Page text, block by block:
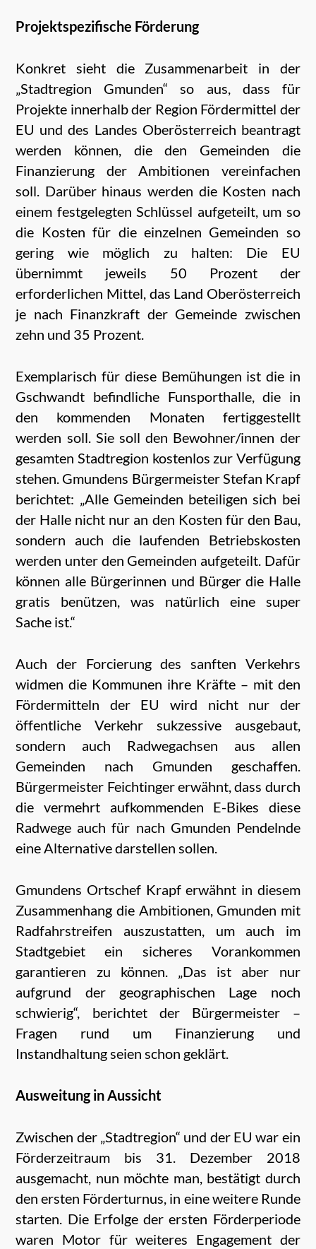
Projektspezifische Förderung
Konkret sieht die Zusammenarbeit in der
„Stadtregion Gmunden“ so aus, dass für
Projekte innerhalb der Region Fördermittel der
EU und des Landes Oberösterreich beantragt
werden können, die den Gemeinden die
Finanzierung der Ambitionen vereinfachen
soll. Darüber hinaus werden die Kosten nach
einem festgelegten Schlüssel aufgeteilt, um so
die Kosten für die einzelnen Gemeinden so
gering wie möglich zu halten: Die EU
übernimmt jeweils 50 Prozent der
erforderlichen Mittel, das Land Oberösterreich
je nach Finanzkraft der Gemeinde zwischen
zehn und 35 Prozent.
Exemplarisch für diese Bemühungen ist die in
Gschwandt befindliche Funsporthalle, die in
den kommenden Monaten fertiggestellt
werden soll. Sie soll den Bewohner/innen der
gesamten Stadtregion kostenlos zur Verfügung
stehen. Gmundens Bürgermeister Stefan Krapf
berichtet: „Alle Gemeinden beteiligen sich bei
der Halle nicht nur an den Kosten für den Bau,
sondern auch die laufenden Betriebskosten
werden unter den Gemeinden aufgeteilt. Dafür
können alle Bürgerinnen und Bürger die Halle
gratis benützen, was natürlich eine super
Sache ist.“
Auch der Forcierung des sanften Verkehrs
widmen die Kommunen ihre Kräfte – mit den
Fördermitteln der EU wird nicht nur der
öffentliche Verkehr sukzessive ausgebaut,
sondern auch Radwegachsen aus allen
Gemeinden nach Gmunden geschaffen.
Bürgermeister Feichtinger erwähnt, dass durch
die vermehrt aufkommenden E-Bikes diese
Radwege auch für nach Gmunden Pendelnde
eine Alternative darstellen sollen.
Gmundens Ortschef Krapf erwähnt in diesem
Zusammenhang die Ambitionen, Gmunden mit
Radfahrstreifen auszustatten, um auch im
Stadtgebiet ein sicheres Vorankommen
garantieren zu können. „Das ist aber nur
aufgrund der geographischen Lage noch
schwierig“, berichtet der Bürgermeister –
Fragen rund um Finanzierung und
Instandhaltung seien schon geklärt.
Ausweitung in Aussicht
Zwischen der „Stadtregion“ und der EU war ein
Förderzeitraum bis 31. Dezember 2018
ausgemacht, nun möchte man, bestätigt durch
den ersten Förderturnus, in eine weitere Runde
starten. Die Erfolge der ersten Förderperiode
waren Motor für weiteres Engagement der